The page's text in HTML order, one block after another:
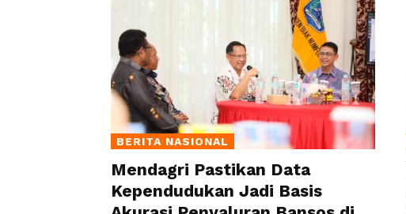
BERITA NASIONAL
Mendagri Pastikan Data
Kependudukan Jadi Basis